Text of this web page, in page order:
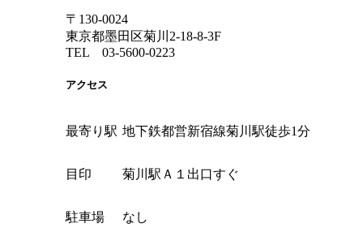
〒130-0024
東京都墨田区菊川2-18-8-3F
TEL 03-5600-0223
アクセス
最寄り駅 地下鉄都営新宿線菊川駅徒歩1分
目印 菊川駅Ａ１出口すぐ
駐車場 なし